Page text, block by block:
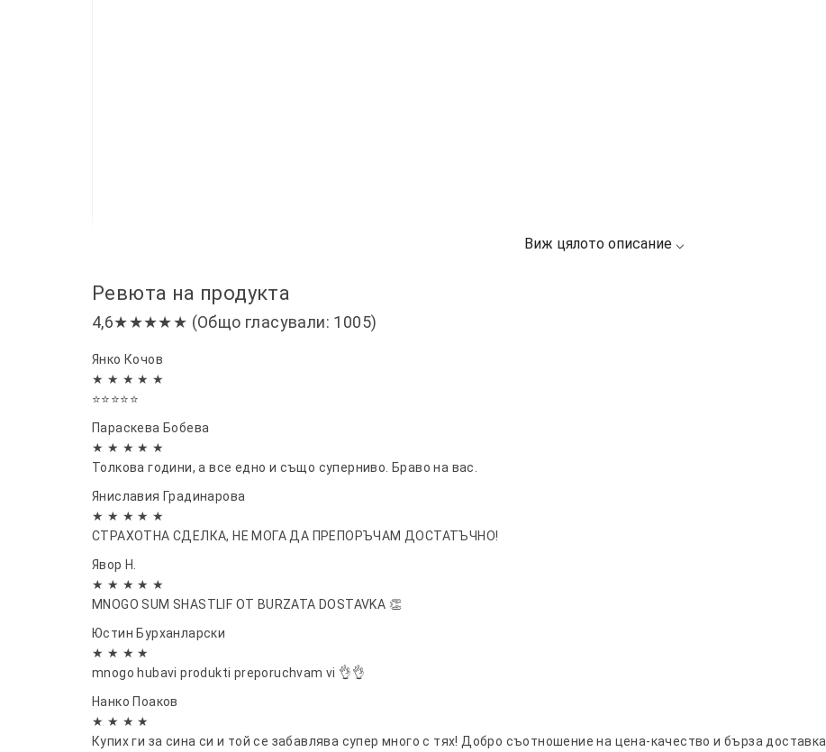
Ревюта на продукта
4,6★★★★★ (Общо гласували: 1005)
Янко Кочов
★ ★ ★ ★ ★
⭐⭐⭐⭐⭐
Параскева Бобева
★ ★ ★ ★ ★
Толкова години, а все едно и също суперниво. Браво на вас.
Яниславия Градинарова
★ ★ ★ ★ ★
СТРАХОТНА СДЕЛКА, НЕ МОГА ДА ПРЕПОРЪЧАМ ДОСТАТЪЧНО!
Явор Н.
★ ★ ★ ★ ★
MNOGO SUM SHASTLIF OT BURZATA DOSTAVKA 👏
Юстин Бурханларски
★ ★ ★ ★
mnogo hubavi produkti preporuchvam vi 👌👌
Нанко Поаков
★ ★ ★ ★
Купих ги за сина си и той се забавлява супер много с тях! Добро съотношение на цена-качество и бърза